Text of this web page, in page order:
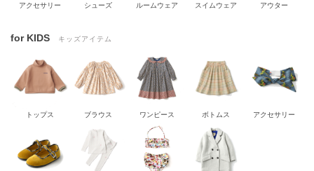
アクセサリー シューズ ルームウェア スイムウェア アウター
for KIDS キッズアイテム
トップス ブラウス ワンピース ボトムス アクセサリー